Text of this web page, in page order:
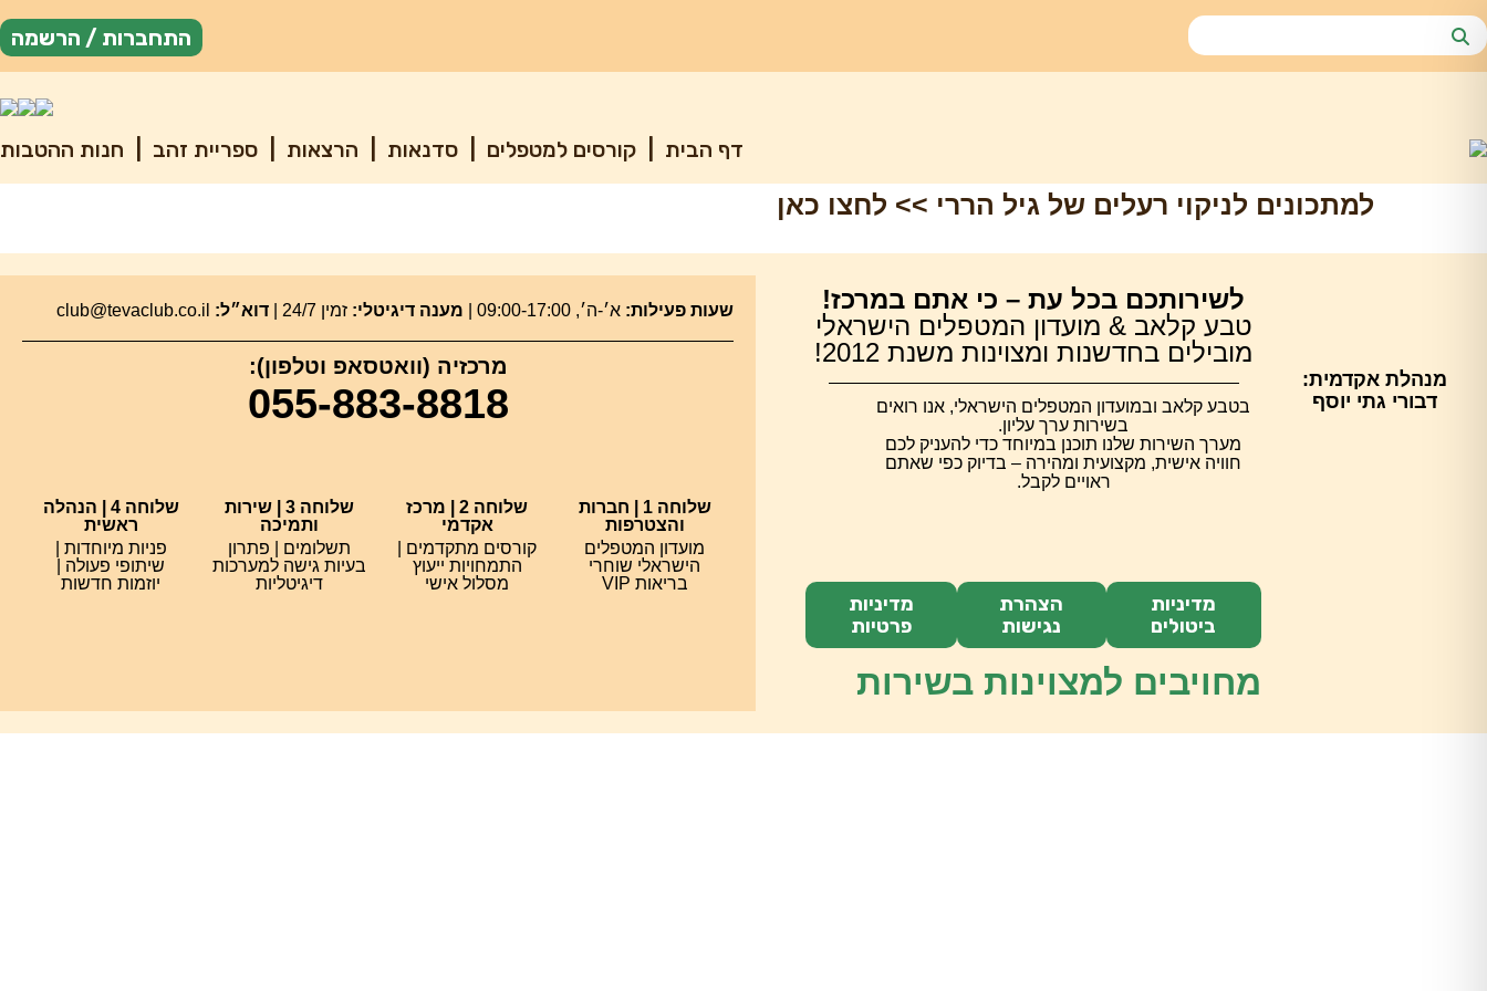
התחברות / הרשמה
דף הבית קורסים למטפלים סדנאות הרצאות ספריית זהב חנות ההטבות
למתכונים לניקוי רעלים של גיל הררי >> לחצו כאן
מנהלת אקדמית:
דבורי גתי יוסף
לשירותכם בכל עת – כי אתם במרכז!
טבע קלאב & מועדון המטפלים הישראלי
מובילים בחדשנות ומצוינות משנת 2012!
בטבע קלאב ובמועדון המטפלים הישראלי, אנו רואים
בשירות ערך עליון.
מערך השירות שלנו תוכנן במיוחד כדי להעניק לכם
חוויה אישית, מקצועית ומהירה – בדיוק כפי שאתם
ראויים לקבל.
מדיניות
ביטולים
הצהרת
נגישות
מדיניות
פרטיות
מחויבים למצוינות בשירות
שעות פעילות: א׳-ה׳, 09:00-17:00 | מענה דיגיטלי: זמין 24/7 | דוא״ל:
מרכזיה (וואטסאפ וטלפון):
055-883-8818
שלוחה 1 | חברות
והצטרפות
מועדון המטפלים
הישראלי שוחרי
בריאות VIP
שלוחה 2 | מרכז
אקדמי
קורסים מתקדמים |
התמחויות ייעוץ
מסלול אישי
שלוחה 3 | שירות
ותמיכה
תשלומים | פתרון
בעיות גישה למערכות
דיגיטליות
שלוחה 4 | הנהלה
ראשית
פניות מיוחדות |
שיתופי פעולה |
יוזמות חדשות